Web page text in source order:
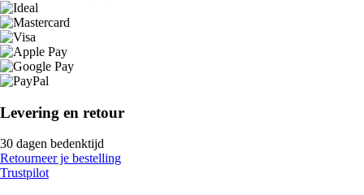
Levering en retour
30 dagen bedenktijd
Retourneer je bestelling
Trustpilot